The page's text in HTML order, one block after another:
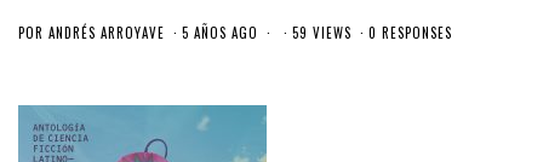
POR ANDRÉS ARROYAVE 5 AÑOS AGO 59 VIEWS 0 RESPONSES